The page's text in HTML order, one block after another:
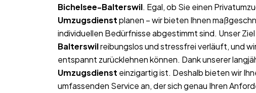
Bichelsee-Balterswil. Egal, ob Sie einen
Umzugsdienstplanen – wir bieten Ihnen
individuellen Bedürfnisse abgestimmt sind. Unser Ziel
Balterswilreibungslos und stressfrei verläuft, und
entspannt zurücklehnen können. Dank unserer
Umzugsdienst einzigartig ist. Deshalb bieten wir
umfassenden Service an, der sich genau Ihren